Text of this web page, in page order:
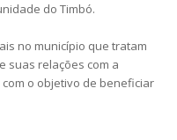
do Timbó.
no município que tratam
suas relações com a
o objetivo de beneficiar